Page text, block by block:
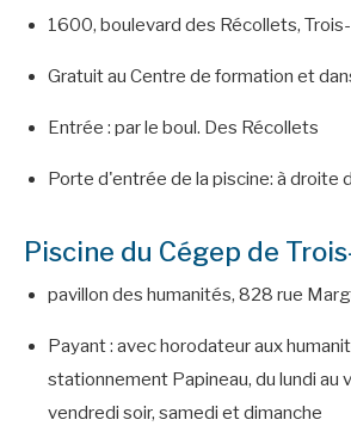
1600, boulevard des Récollets,
Gratuit au Centre de formation et
Entrée : par le boul. Des Récollets
Porte d'entrée de la piscine: à droite
Piscine du Cégep de
pavillon des humanités, 828 rue
Payant : avec horodateur aux
stationnement Papineau, du lundi au
vendredi soir, samedi et dimanche